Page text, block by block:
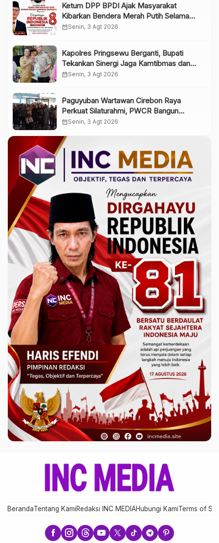
Ketum DPP BPDI Ajak Masyarakat
Kibarkan Bendera Merah Putih Selama
Agustus, Wujudkan Semangat Indonesia
calendar_monthSenin, 3 Agt 2026
Kapolres Pringsewu Berganti, Bupati
Tekankan Sinergi Jaga Kamtibmas dan
Pelayanan Publik
calendar_monthSenin, 3 Agt 2026
Paguyuban Wartawan Cirebon Raya
Perkuat Silaturahmi, PWCR Bangun
Solidaritas dan Profesionalisme Anggota
calendar_monthSenin, 3 Agt 2026
BerandaTentang KamiRedaksi INC MEDIAHubungi KamiTerms of